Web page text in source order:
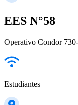
EES N°58
Operativo Condor
Estudiantes